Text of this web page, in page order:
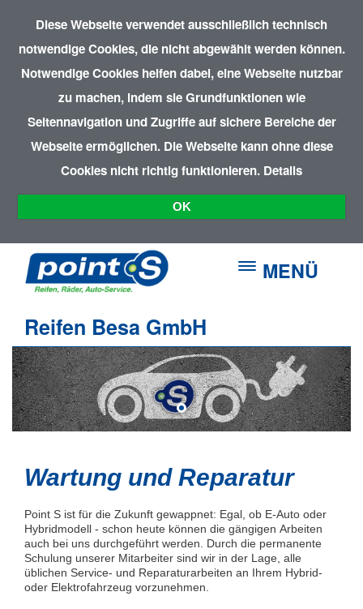
Diese Webseite verwendet ausschließlich technisch
notwendige Cookies, die nicht abgewählt werden können.
Notwendige Cookies helfen dabei, eine Webseite nutzbar
zu machen, indem sie Grundfunktionen wie
Seitennavigation und Zugriffe auf sichere Bereiche der
Webseite ermöglichen. Die Webseite kann ohne diese
Cookies nicht richtig funktionieren. Details
OK
MENÜ
Reifen Besa GmbH
Wartung und Reparatur
Point S ist für die Zukunft gewappnet: Egal, ob E-Auto oder
Hybridmodell - schon heute können die gängigen Arbeiten
auch bei uns durchgeführt werden. Durch die permanente
Schulung unserer Mitarbeiter sind wir in der Lage, alle
üblichen Service- und Reparaturarbeiten an Ihrem Hybrid-
oder Elektrofahrzeug vorzunehmen.